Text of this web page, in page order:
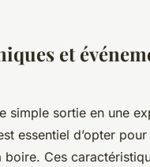
et
simple sortie en une
essentiel d’opter
Ces